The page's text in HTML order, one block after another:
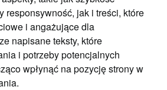
responsywność, jak i treści, które
i angażujące dla
napisane teksty, które
i potrzeby potencjalnych
wpłynąć na pozycję strony w